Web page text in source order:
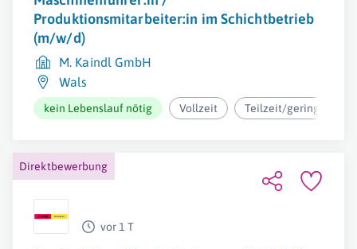
Produktionsmitarbeiter:in im Schichtbetrieb
(m/w/d)
M. Kaindl GmbH
Wals
kein Lebenslauf nötig Vollzeit Teilzeit/geringfügig
Direktbewerbung
vor 1 T